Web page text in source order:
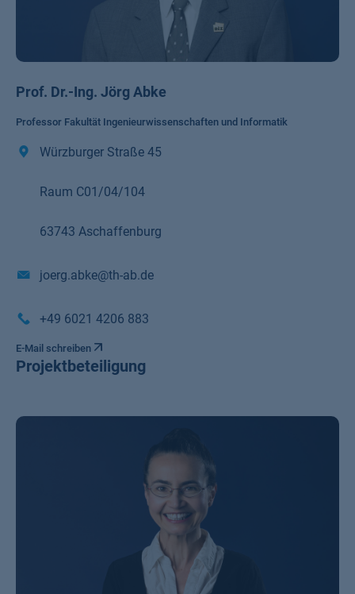
Prof. Dr.-Ing. Jörg Abke
Professor Fakultät Ingenieurwissenschaften und Informatik
Würzburger Straße 45
Raum C01/04/104
63743 Aschaffenburg
joerg.abke@th-ab.de
+49 6021 4206 883
E-Mail schreiben
Projektbeteiligung